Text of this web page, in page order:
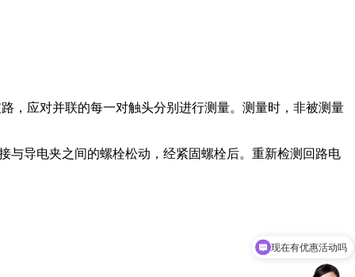
应对并联的每一对触头分别进行测量。测量时，非被测量
导电夹之间的螺栓松动，经紧固螺栓后。重新检测回路电
可以介绍下你们的产品么